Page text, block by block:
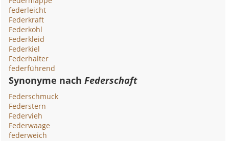
federleicht
Federkraft
Federkohl
Federkleid
Federkiel
Federhalter
federführend
Synonyme nachFederschaft
Federschmuck
Federstern
Federvieh
Federwaage
federweich